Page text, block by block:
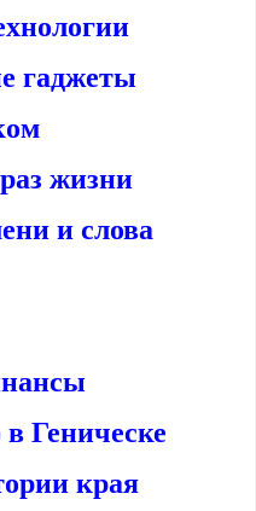
гаджеты
жизни
и слова
в Геническе
края